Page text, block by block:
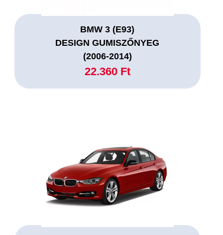
BMW 3 (E93)
DESIGN GUMISZŐNYEG
(2006-2014)
22.360 Ft